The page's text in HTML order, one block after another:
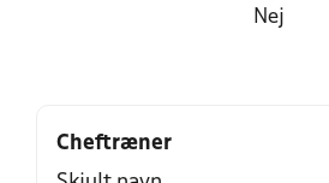
Nej
Cheftræner